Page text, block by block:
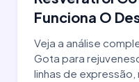
Funciona O
Veja a análise
Gota para
linhas de